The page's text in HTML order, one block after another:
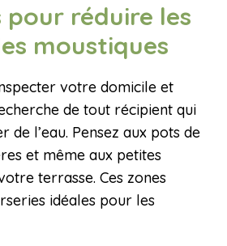
réduire les
moustiques
votre domicile et
de tout récipient qui
de l’eau. Pensez aux pots de
et même aux petites
terrasse. Ces zones
idéales pour les